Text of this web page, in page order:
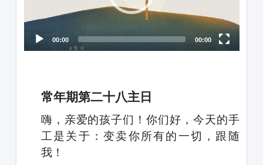
00:00 00:00
常年期第二十八主日
嗨，亲爱的孩子们！你们好，今天的手
工是关于：变卖你所有的一切，跟随
我！